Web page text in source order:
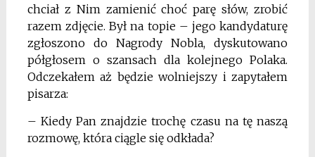
chciał z Nim zamienić choć parę słów, zrobić
razem zdjęcie. Był na topie – jego kandydaturę
zgłoszono do Nagrody Nobla, dyskutowano
półgłosem o szansach dla kolejnego Polaka.
Odczekałem aż będzie wolniejszy i zapytałem
pisarza:
– Kiedy Pan znajdzie trochę czasu na tę naszą
rozmowę, która ciągle się odkłada?